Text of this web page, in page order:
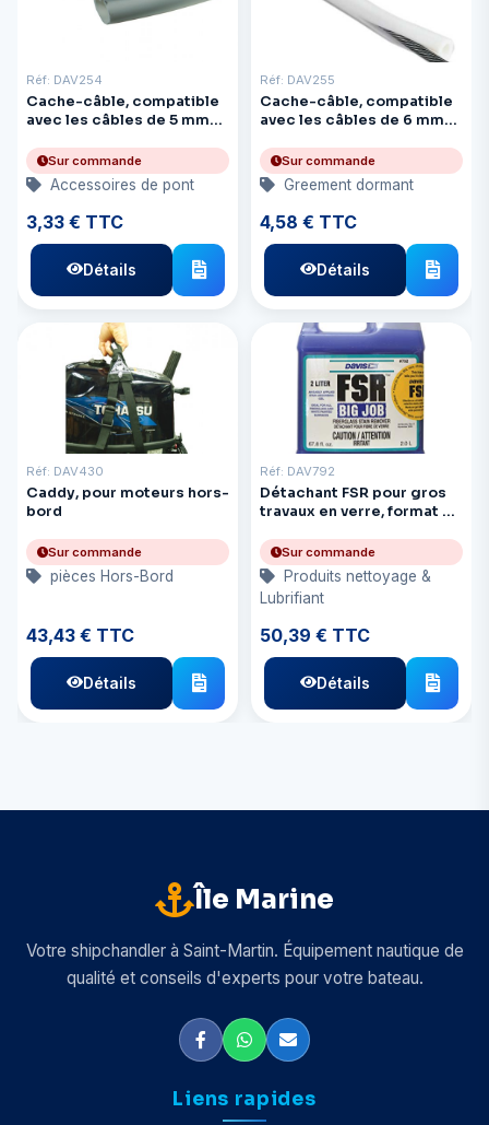
Réf: DAV254
Cache-câble, compatible
avec les câbles de 5 mm
de 1,8 m (6 pi) de longueur.
Sur commande
Accessoires de pont
3,33 € TTC
Détails
Réf: DAV255
Cache-câble, compatible
avec les câbles de 6 mm
longueur
Sur commande
Greement dormant
4,58 € TTC
Détails
Réf: DAV430
Caddy, pour moteurs hors-
bord
Sur commande
pièces Hors-Bord
43,43 € TTC
Détails
Réf: DAV792
Détachant FSR pour gros
travaux en verre, format 2
Sur commande
Produits nettoyage &
Lubrifiant
50,39 € TTC
Détails
Île Marine
Votre shipchandler à Saint-Martin. Équipement nautique de
qualité et conseils d'experts pour votre bateau.
Liens rapides